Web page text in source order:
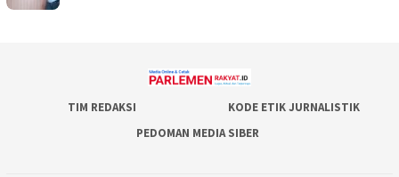
TIM REDAKSI
KODE ETIK JURNALISTIK
PEDOMAN MEDIA SIBER